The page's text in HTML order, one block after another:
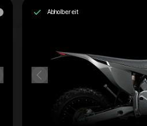
Abholbereit